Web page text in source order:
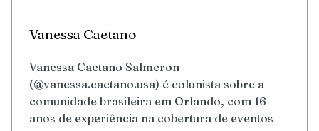
Vanessa Caetano
Vanessa Caetano Salmeron
(@vanessa.caetano.usa) é colunista sobre a
comunidade brasileira em Orlando, com 16
anos de experiência na cobertura de eventos